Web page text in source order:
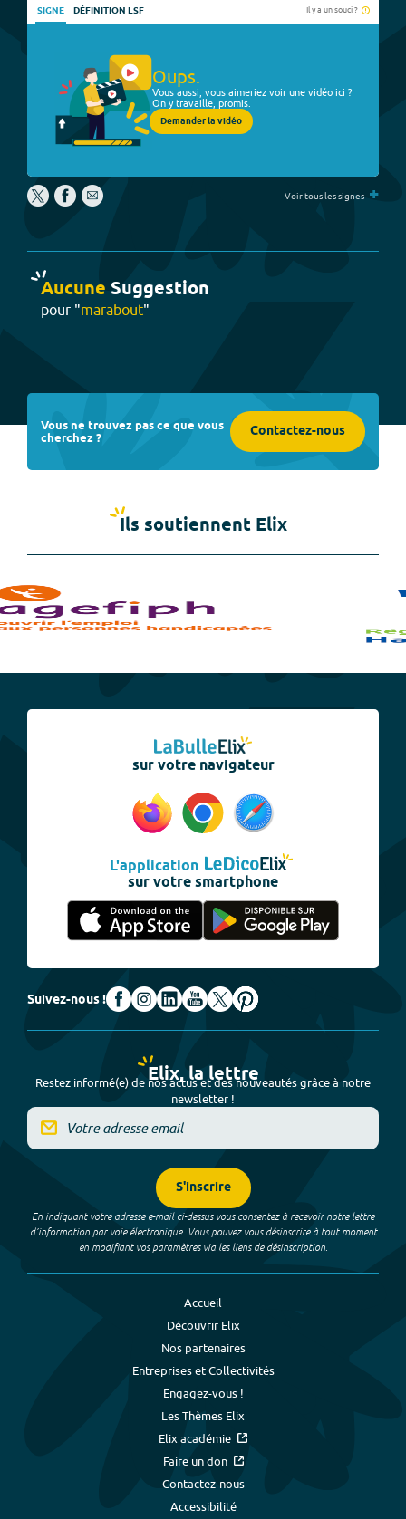
SIGNE DÉFINITION LSF Il y a un souci ?
Oups.
Vous aussi, vous aimeriez voir une vidéo ici ?
On y travaille, promis.
Demander la vidéo
Voir tous les signes +
Aucune Suggestion
pour "marabout"
Vous ne trouvez pas ce que vous
cherchez ? Contactez-nous
Ils soutiennent Elix
sur votre navigateur
L'application
sur votre smartphone
Suivez-nous !
Elix, la lettre
Restez informé(e) de nos actus et des nouveautés grâce à notre
newsletter !
S'inscrire
En indiquant votre adresse e-mail ci-dessus vous consentez à recevoir notre lettre
d’information par voie électronique. Vous pouvez vous désinscrire à tout moment
en modifiant vos paramètres via les liens de désinscription.
Accueil
Découvrir Elix
Nos partenaires
Entreprises et Collectivités
Engagez-vous !
Les Thèmes Elix
Elix académie
Faire un don
Contactez-nous
Accessibilité